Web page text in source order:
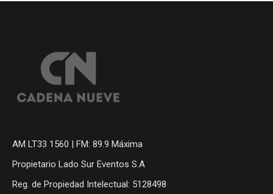
AM LT33 1560 | FM: 89.9 Máxima
Propietario Lado Sur Eventos S.A
Reg. de Propiedad Intelectual: 5128498